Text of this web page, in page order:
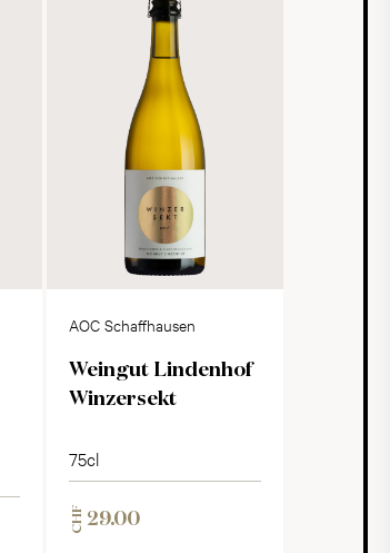
AOC Schaffhausen
Weingut Lindenhof
Winzersekt
75cl
CHF 29.00